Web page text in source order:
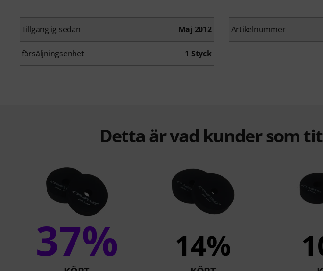
Tillgänglig sedan Maj 2012 Artikelnummer
försäljningsenhet 1 Styck
Detta är vad kunder som
37% 14%